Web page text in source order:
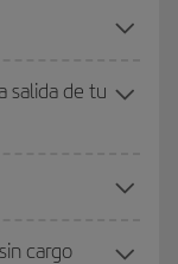
salida de tu
cargo